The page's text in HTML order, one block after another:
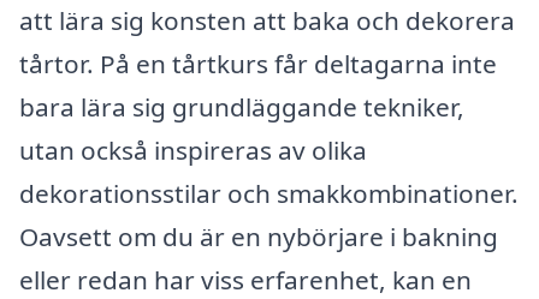
att lära sig konsten att baka och dekorera
tårtor. På en tårtkurs får deltagarna inte
bara lära sig grundläggande tekniker,
utan också inspireras av olika
dekorationsstilar och smakkombinationer.
Oavsett om du är en nybörjare i bakning
eller redan har viss erfarenhet, kan en